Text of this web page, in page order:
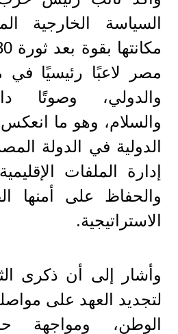
السياسة الخارجية
مصر لاعبًا رئيسيًا في
والدولي، وصوتًا
والسلام، وهو ما
الدولية في الدولة
إدارة الملفات
والحفاظ على أمنها
الاستراتيجية.
وأشار إلى أن ذكرى
لتجديد العهد على
الوطن، ومواجهة